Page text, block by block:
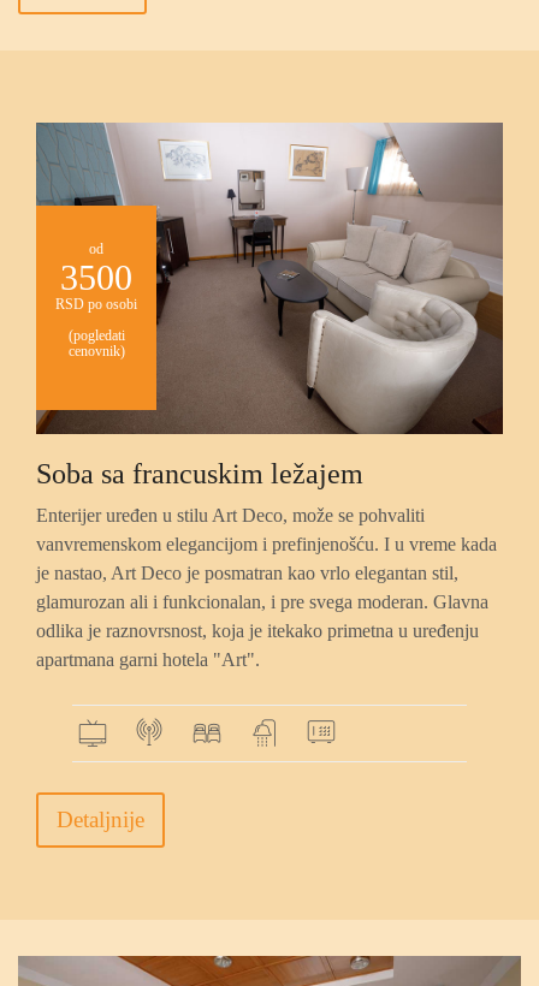
od
3500
RSD po osobi
(pogledati
cenovnik)
Soba sa francuskim ležajem
Enterijer uređen u stilu Art Deco, može se pohvaliti
vanvremenskom elegancijom i prefinjenošću. I u vreme kada
je nastao, Art Deco je posmatran kao vrlo elegantan stil,
glamurozan ali i funkcionalan, i pre svega moderan. Glavna
odlika je raznovrsnost, koja je itekako primetna u uređenju
apartmana garni hotela "Art".
Detaljnije